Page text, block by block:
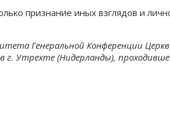
признание иных взглядов и
Генеральной Конференции
г. Утрехте (Нидерланды),